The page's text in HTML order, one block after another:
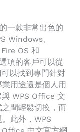
一款非常出色的
Windows、
OS 和
項的客戶可以從
以找到專門針對
用途還是個人用
WPS Office 文
間輕鬆切換，而
此外，WPS